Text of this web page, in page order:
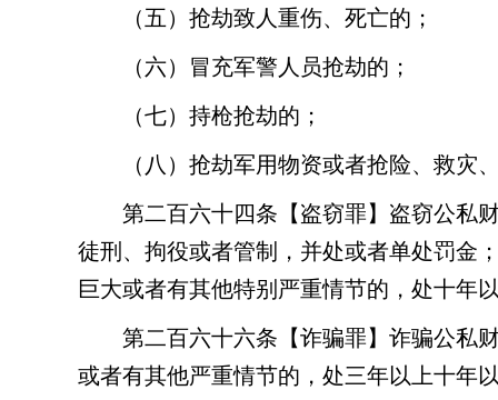
（五）抢劫致人重伤、死亡的；
（六）冒充军警人员抢劫的；
（七）持枪抢劫的；
（八）抢劫军用物资或者抢险、救灾
第二百六十四条 【盗窃罪】盗窃公私
徒刑、拘役或者管制，并处或者单处罚金
巨大或者有其他特别严重情节的，处十年
第二百六十六条 【诈骗罪】诈骗公私
或者有其他严重情节的，处三年以上十年